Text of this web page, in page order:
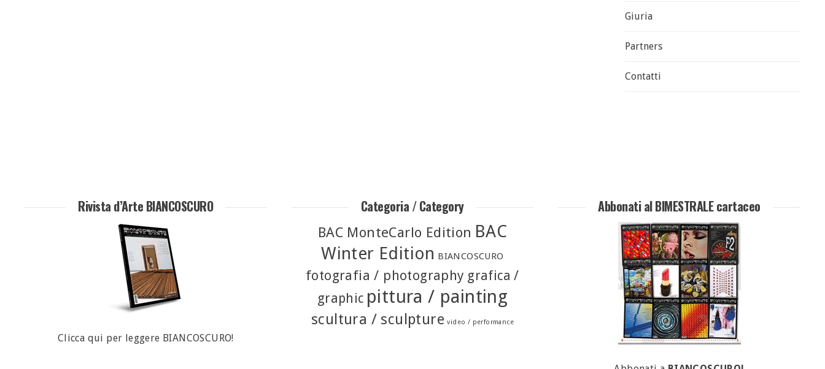
Giuria
Partners
Contatti
Rivista d’Arte BIANCOSCURO
Clicca qui per leggere BIANCOSCURO!
Categoria / Category
BAC MonteCarlo Edition BAC
Winter Edition BIANCOSCURO
fotografia / photography grafica /
graphic pittura / painting
scultura / sculpture video / performance
Abbonati al BIMESTRALE cartaceo